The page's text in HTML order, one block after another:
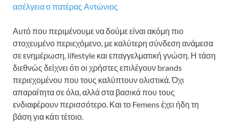
ασέλγεια ο πατέρας Αντώνιος
Αυτό που περιμένουμε να δούμε είναι ακόμη πιο
στοχευμένο περιεχόμενο, με καλύτερη σύνδεση ανάμεσα
σε ενημέρωση, lifestyle και επαγγελματική γνώση. Η τάση
διεθνώς δείχνει ότι οι χρήστες επιλέγουν brands
περιεχομένου που τους καλύπτουν ολιστικά. Όχι
απαραίτητα σε όλα, αλλά στα βασικά που τους
ενδιαφέρουν περισσότερο. Και το Femens έχει ήδη τη
βάση για κάτι τέτοιο.